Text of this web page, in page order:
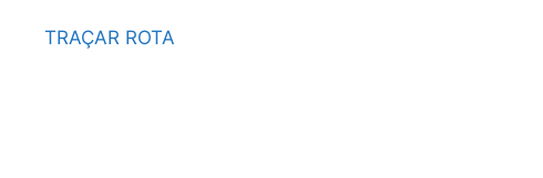
TRAÇAR ROTA